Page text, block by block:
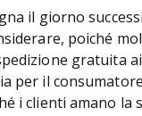
il giorno
poiché
gratuita
per il
i clienti amano la